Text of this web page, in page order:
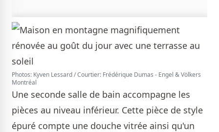
Photos: Kyven Lessard / Courtier: Frédérique Dumas - Engel & Völkers
Montréal
Une seconde salle de bain accompagne les
pièces au niveau inférieur. Cette pièce de style
épuré compte une douche vitrée ainsi qu'un